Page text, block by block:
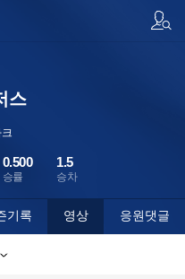
스
승률
0.500
승차
1.5
기록 영상 응원댓글